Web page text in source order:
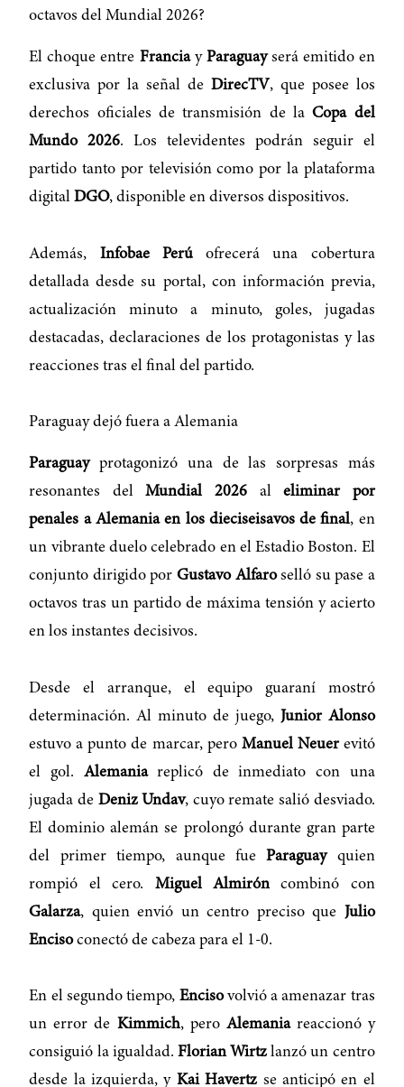
octavos del Mundial 2026?
El choque entre Franciay Paraguayserá emitido en
exclusiva por la señal de DirecTV, que posee los
derechos oficiales de transmisión de laCopa del
Mundo 2026. Los televidentes podrán seguir el
partido tanto por televisión como por la plataforma
digitalDGO, disponible en diversos dispositivos.
Además, Infobae Perúofrecerá una cobertura
detallada desde su portal, con información previa,
actualización minuto a minuto, goles, jugadas
destacadas, declaraciones de los protagonistas y las
reacciones tras el final del partido.
Paraguay dejó fuera a Alemania
Paraguayprotagonizó una de las sorpresas más
resonantes delMundial 2026 aleliminar por
penales a Alemania en los dieciseisavos de final, en
un vibrante duelo celebrado en el Estadio Boston. El
conjunto dirigido por Gustavo Alfaroselló su pase a
octavos tras un partido de máxima tensión y acierto
en los instantes decisivos.
Desde el arranque, el equipo guaraní mostró
determinación. Al minuto de juego, Junior Alonso
estuvo a punto de marcar, pero Manuel Neuerevitó
el gol. Alemaniareplicó de inmediato con una
jugada de Deniz Undav, cuyo remate salió desviado.
El dominio alemán se prolongó durante gran parte
del primer tiempo, aunque fueParaguayquien
rompió el cero. Miguel Almiróncombinó con
Galarza, quien envió un centro preciso que Julio
Encisoconectó de cabeza para el 1-0.
En el segundo tiempo, Encisovolvió a amenazar tras
un error de Kimmich, pero Alemaniareaccionó y
consiguió la igualdad. Florian Wirtzlanzó un centro
desde la izquierda, y Kai Havertzse anticipó en el